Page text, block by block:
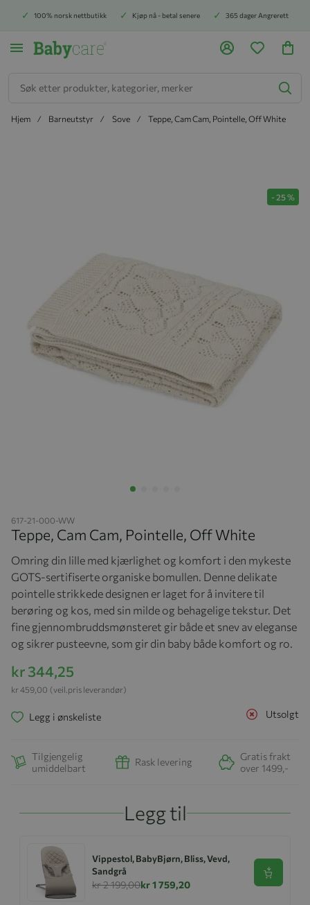
100% norsk nettbutikk Kjøp nå - betal senere 365 dager Angrerett
Hjem Barneutstyr Sove Teppe, Cam Cam, Pointelle, Off White
-25%
617-21-000-WW
Teppe, Cam Cam, Pointelle, Off White
Omring din lille med kjærlighet og komfort i den mykeste
GOTS-sertifiserte organiske bomullen. Denne delikate
pointelle strikkede designen er laget for å invitere til
berøring og kos, med sin milde og behagelige tekstur. Det
fine gjennombruddsmønsteret gir både et snev av eleganse
og sikrer pusteevne, som gir din baby både komfort og ro.
kr 344,25
(veil.pris leverandør)
kr 459,00
Utsolgt
Legg i ønskeliste
Tilgjengelig
umiddelbart
Rask levering
Gratis frakt
over 1499,-
Legg til
Vippestol, BabyBjørn, Bliss, Vevd,
Sandgrå
kr 2 199,00kr 1 759,20
Se